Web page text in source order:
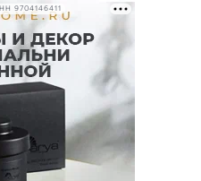
9704146411